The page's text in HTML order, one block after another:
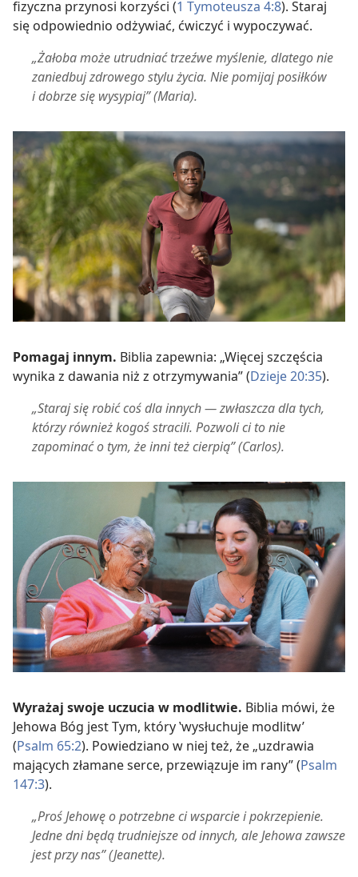
fizyczna przynosi korzyści (1 Tymoteusza 4:8). Staraj
się odpowiednio odżywiać, ćwiczyć i wypoczywać.
„Żałoba może utrudniać trzeźwe myślenie, dlatego nie
zaniedbuj zdrowego stylu życia. Nie pomijaj posiłków
i dobrze się wysypiaj” (Maria).
Pomagaj innym. Biblia zapewnia: „Więcej szczęścia
wynika z dawania niż z otrzymywania” (Dzieje 20:35).
„Staraj się robić coś dla innych — zwłaszcza dla tych,
którzy również kogoś stracili. Pozwoli ci to nie
zapominać o tym, że inni też cierpią” (Carlos).
Wyrażaj swoje uczucia w modlitwie. Biblia mówi, że
Jehowa Bóg jest Tym, który ‛wysłuchuje modlitw’
(Psalm 65:2). Powiedziano w niej też, że „uzdrawia
mających złamane serce, przewiązuje im rany” (Psalm
147:3).
„Proś Jehowę o potrzebne ci wsparcie i pokrzepienie.
Jedne dni będą trudniejsze od innych, ale Jehowa zawsze
jest przy nas” (Jeanette).